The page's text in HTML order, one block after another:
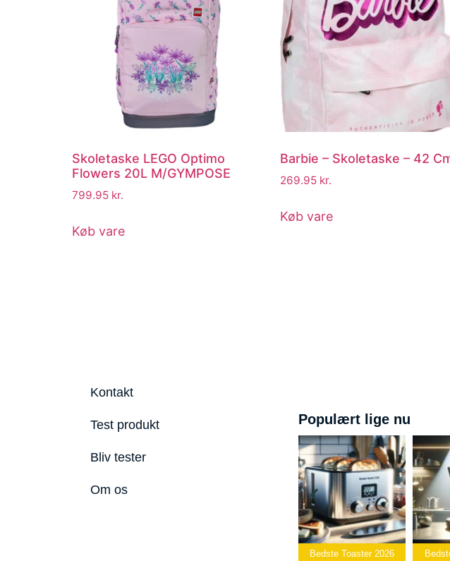
Skoletaske LEGO Optimo
Flowers 20L M/GYMPOSE
799.95 kr.
Køb vare
Barbie – Skoletaske – 42
269.95 kr.
Køb vare
Kontakt
Test produkt
Bliv tester
Om os
Populært lige nu
Bedste Elkedel 2026